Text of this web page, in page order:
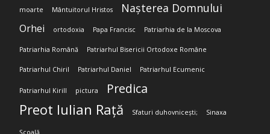
moarte Mântuitorul Hristos Nașterea Domnului
Orhei ortodoxia Papa Francisc Patriarhia de la Moscova
Patriarhia Română Patriarhul Bisericii Ortodoxe Române
Patriarhul Chiril Patriarhul Daniel Patriarhul Ecumenic
Patriarhul Kirill pictura Predica
Preot Iulian Rață Sfaturi duhovnicești; Sinaxa